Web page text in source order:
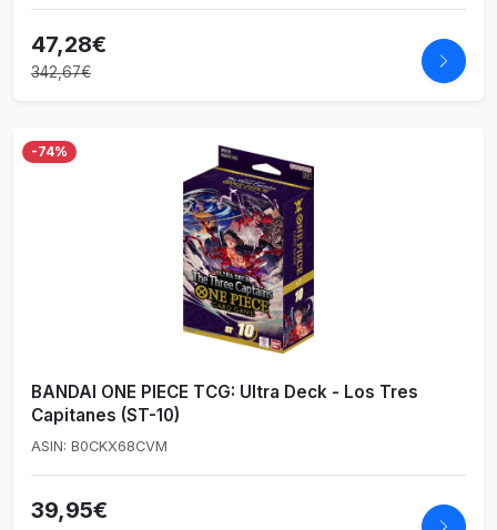
47,28€
342,67€
-74%
BANDAI ONE PIECE TCG: Ultra Deck - Los Tres
Capitanes (ST-10)
ASIN: B0CKX68CVM
39,95€